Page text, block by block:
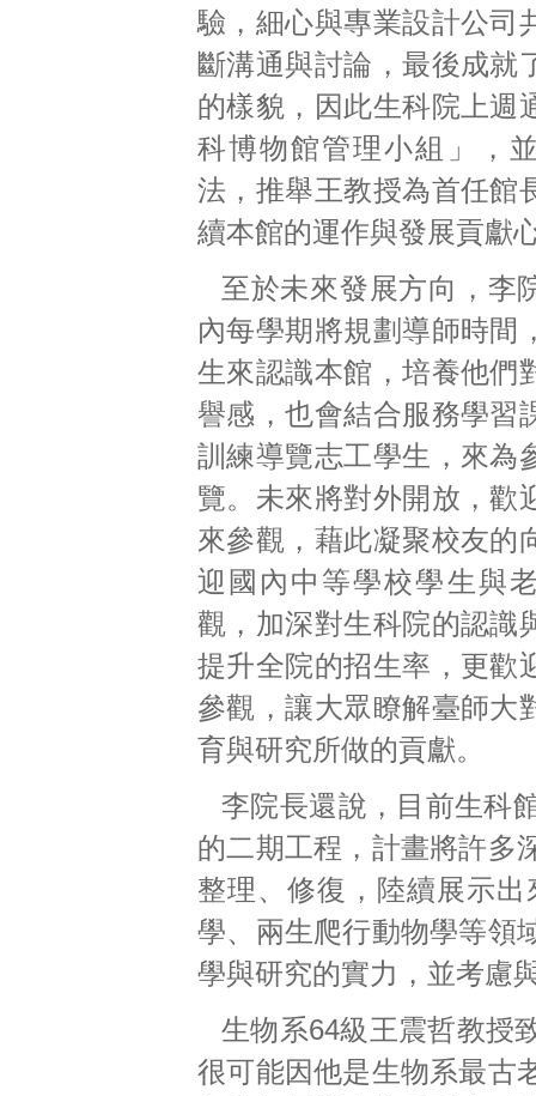
驗，細心與專業設計公司
斷溝通與討論，最後成就
的樣貌，因此生科院上週
科博物館管理小組」，
法，推舉王教授為首任館
續本館的運作與發展貢獻
至於未來發展方向，李
內每學期將規劃導師時間
生來認識本館，培養他們
譽感，也會結合服務學習
訓練導覽志工學生，來為
覽。未來將對外開放，歡
來參觀，藉此凝聚校友的
迎國內中等學校學生與
觀，加深對生科院的認識
提升全院的招生率，更歡
參觀，讓大眾瞭解臺師大
育與研究所做的貢獻。
李院長還說，目前生科
的二期工程，計畫將許多
整理、修復，陸續展示
學、兩生爬行動物學等領
學與研究的實力，並考慮
生物系64級王震哲教授
很可能因他是生物系最古